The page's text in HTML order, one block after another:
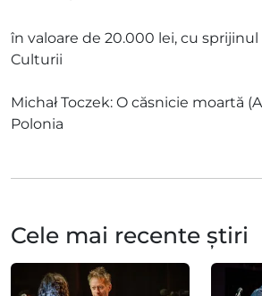
în valoare de 20.000 lei, cu
Culturii
Michał Toczek: O căsnicie moartă
Polonia
Cele mai recente știri